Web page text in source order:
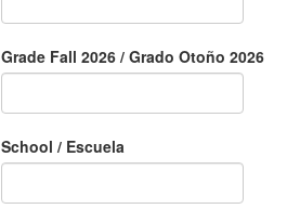
Grade Fall 2026 / Grado Otoño 2026
School / Escuela